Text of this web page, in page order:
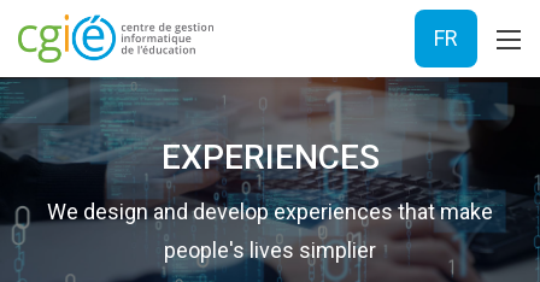
FR
EXPERIENCES
We design and develop experiences that make
people's lives simplier